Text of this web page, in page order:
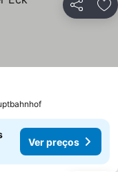
Partilhar
Ver preços